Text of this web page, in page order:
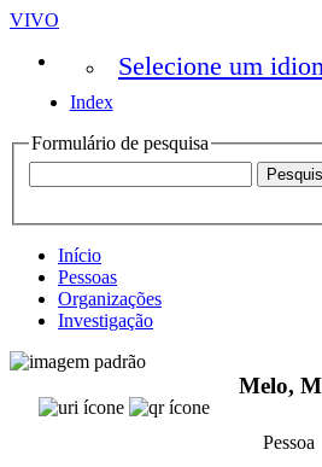
VIVO
Selecione um
Index
Formulário de pesquisa
Início
Pessoas
Organizações
Investigação
Melo,
Pessoa